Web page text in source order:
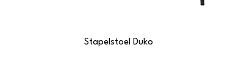
Stapelstoel Duko